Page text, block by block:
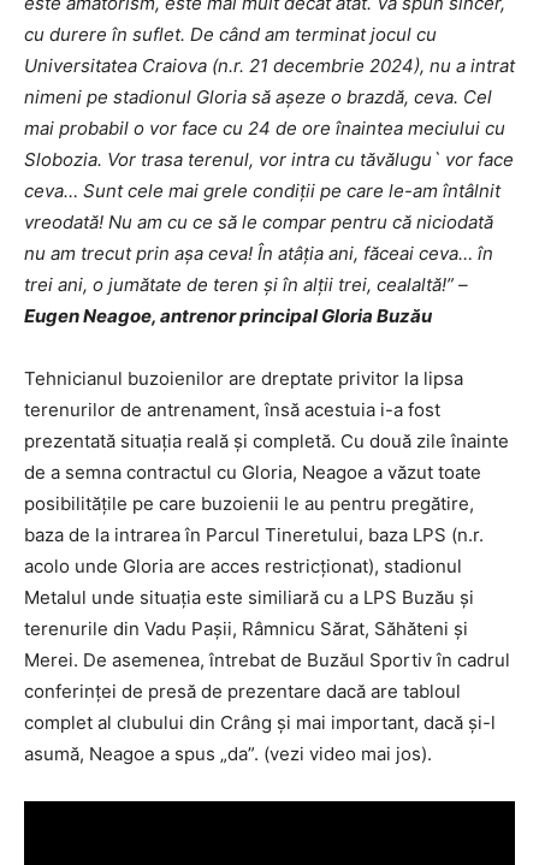
cu durere în suflet. De când am terminat jocul cu
Universitatea Craiova (n.r. 21 decembrie 2024), nu a intrat
nimeni pe stadionul Gloria să așeze o brazdă, ceva. Cel
mai probabil o vor face cu 24 de ore înaintea meciului cu
Slobozia. Vor trasa terenul, vor intra cu tăvălugu` vor face
ceva… Sunt cele mai grele condiții pe care le-am întâlnit
vreodată! Nu am cu ce să le compar pentru că niciodată
nu am trecut prin așa ceva! În atâția ani, făceai ceva… în
trei ani, o jumătate de teren și în alții trei, cealaltă!” –
Eugen Neagoe, antrenor principal Gloria Buzău
Tehnicianul buzoienilor are dreptate privitor la lipsa
terenurilor de antrenament, însă acestuia i-a fost
prezentată situația reală și completă. Cu două zile înainte
de a semna contractul cu Gloria, Neagoe a văzut toate
posibilitățile pe care buzoienii le au pentru pregătire,
baza de la intrarea în Parcul Tineretului, baza LPS (n.r.
acolo unde Gloria are acces restricționat), stadionul
Metalul unde situația este similiară cu a LPS Buzău și
terenurile din Vadu Pașii, Râmnicu Sărat, Săhăteni și
Merei. De asemenea, întrebat de Buzăul Sportiv în cadrul
conferinței de presă de prezentare dacă are tabloul
complet al clubului din Crâng și mai important, dacă și-l
asumă, Neagoe a spus „da”. (vezi video mai jos).